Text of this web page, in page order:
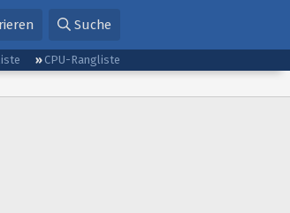
Suche
CPU-Rangliste